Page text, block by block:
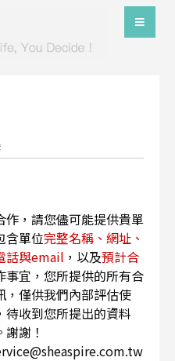
，請您儘可能提供貴單
含單位完整名稱、網址、
話與email ，以及預計合
事宜，您所提供的所有合
，僅供我們內部評估使
待收到您所提出的資料
謝！